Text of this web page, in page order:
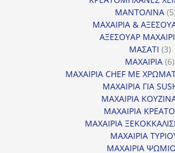
ΜΑΝΤΟΛΙΝΑ 5
ΜΑΧΑΙΡΙΑ &
ΑΞΕΣΟΥΑΡ
ΜΑΣΑΤΙ 33
ΜΑΧΑΙΡΙΑ 66
ΜΑΧΑΙΡΙΑ CHEF ΜΕ
ΜΑΧΑΙΡΙΑ ΓΙΑ
ΜΑΧΑΙΡΙΑ
ΜΑΧΑΙΡΙΑ
ΜΑΧΑΙΡΙΑ
ΜΑΧΑΙΡΙΑ
ΜΑΧΑΙΡΙΑ